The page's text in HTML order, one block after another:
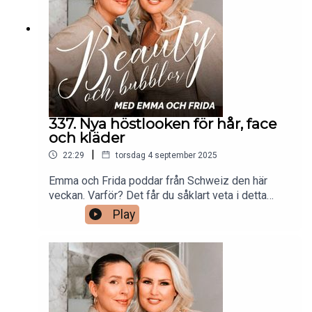
upptäckt under den senaste veckan.
337. Nya höstlooken för hår, face
och kläder
22:29 | torsdag 4 september 2025
Emma och Frida poddar från Schweiz den här
veckan. Varför? Det får du såklart veta i detta
avsnitt. Men inte bara det! Eftersom det snart är
dags för ett nytt tjejnyår så pratar Frida och Emma
om vilka förändringar som de planerar att ta tag i,
med fokus på beauty. Bland annat så ska håret få
sig en retouch, garderoben ska gå i nya färger och
ansiktet ska få uppleva en ny look.Klipps av
Gabriella Lahti.
Play